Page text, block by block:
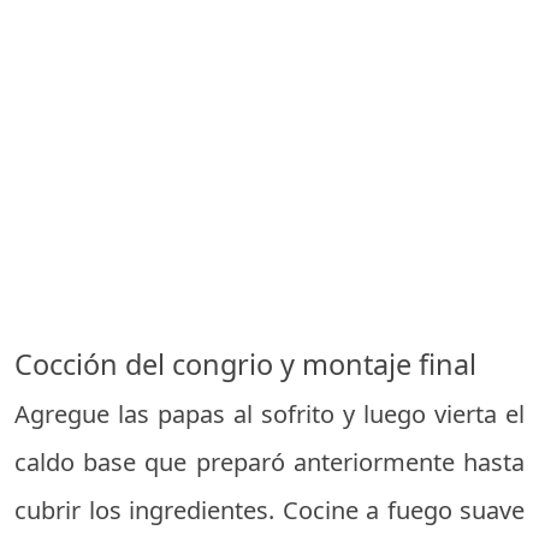
Cocción del congrio y montaje final
Agregue las papas al sofrito y luego vierta el
caldo base que preparó anteriormente hasta
cubrir los ingredientes. Cocine a fuego suave